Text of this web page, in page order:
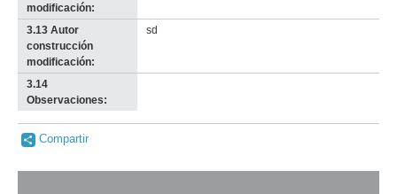
modificación:
3.13 Autor
construcción
modificación:
sd
3.14
Observaciones:
Compartir